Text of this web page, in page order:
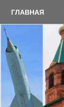
содержимому
ГЛАВНАЯ